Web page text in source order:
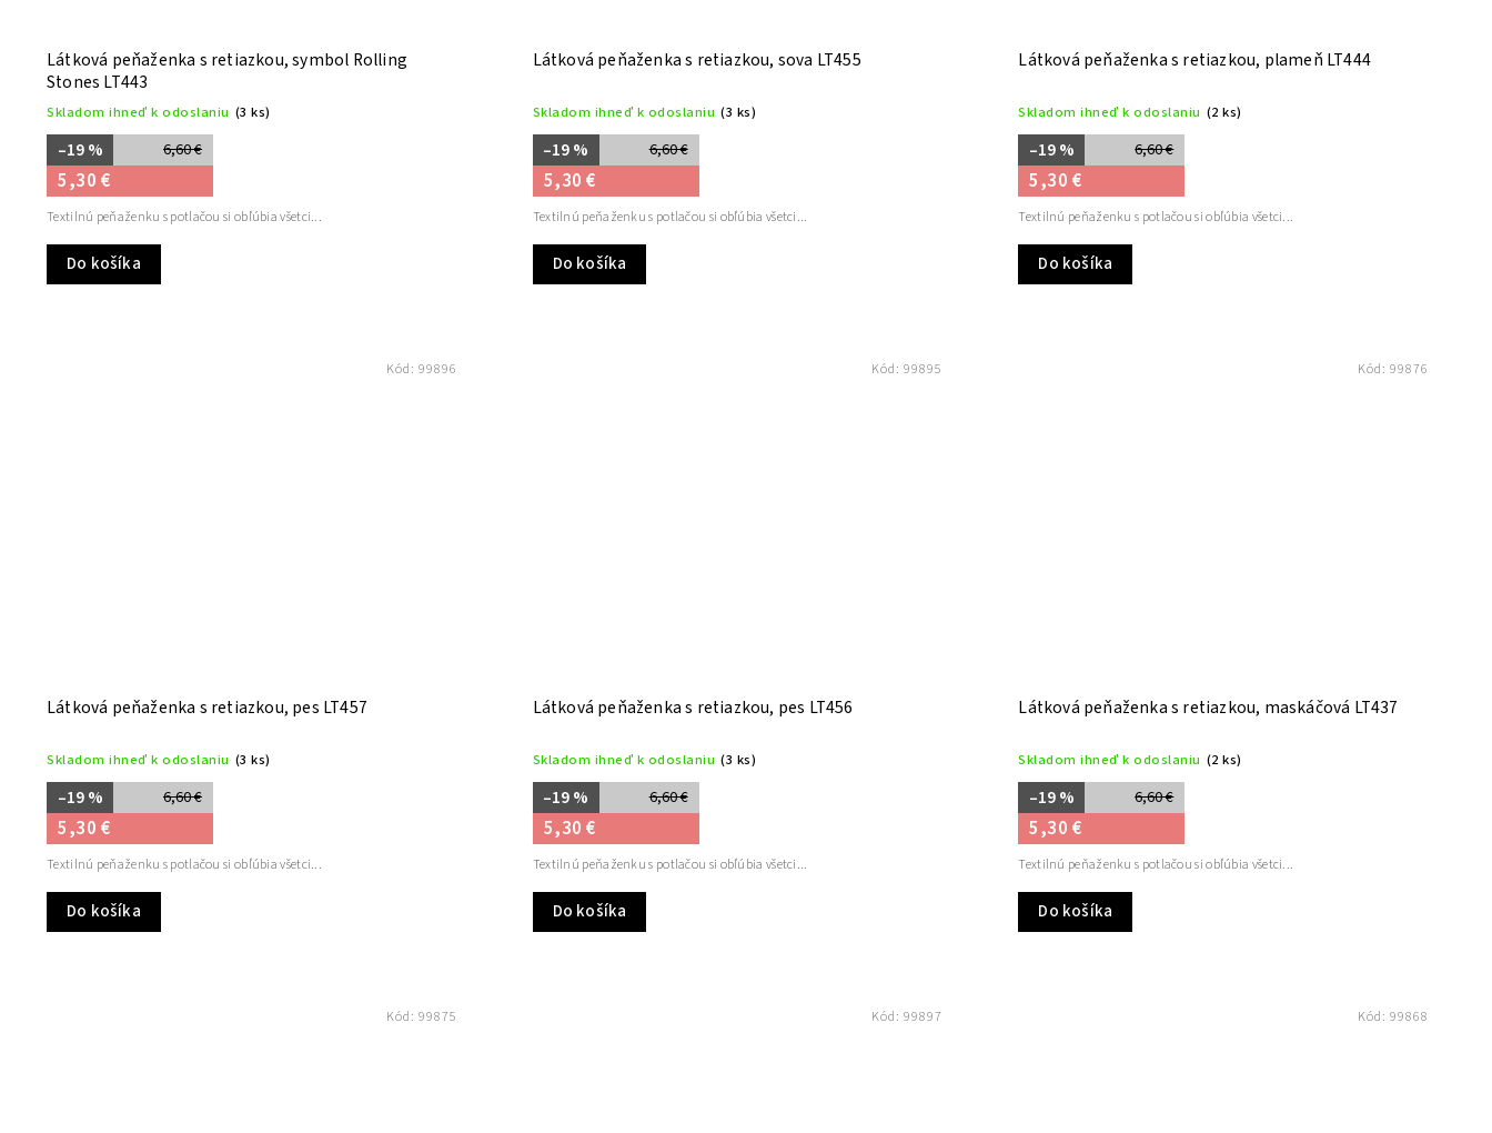
Látková peňaženka s retiazkou, symbol Rolling
Stones LT443
Skladom ihneď k odoslaniu (3 ks)
6,60 €
–19 %
5,30 €
Do košíka
Textilnú peňaženku s potlačou si obľúbia všetci...
Látková peňaženka s retiazkou, sova LT455
Skladom ihneď k odoslaniu (3 ks)
6,60 €
–19 %
5,30 €
Do košíka
Textilnú peňaženku s potlačou si obľúbia všetci...
Látková peňaženka s retiazkou, plameň LT444
Skladom ihneď k odoslaniu (2 ks)
6,60 €
–19 %
5,30 €
Do košíka
Textilnú peňaženku s potlačou si obľúbia všetci...
Látková peňaženka s retiazkou, pes LT457
Skladom ihneď k odoslaniu (3 ks)
6,60 €
–19 %
5,30 €
Do košíka
Textilnú peňaženku s potlačou si obľúbia všetci...
Kód: 99896
Látková peňaženka s retiazkou, pes LT456
Skladom ihneď k odoslaniu (3 ks)
6,60 €
–19 %
5,30 €
Do košíka
Textilnú peňaženku s potlačou si obľúbia všetci...
Kód:99895
Látková peňaženka s retiazkou, maskáčová LT437
Skladom ihneď k odoslaniu (2 ks)
6,60 €
–19 %
5,30 €
Do košíka
Textilnú peňaženku s potlačou si obľúbia všetci...
Kód: 99876
Kód: 99875 Kód:99897 Kód: 99868